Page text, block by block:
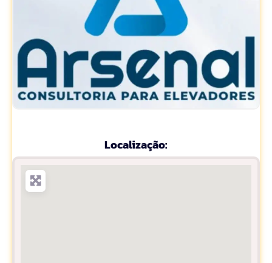
Localização: